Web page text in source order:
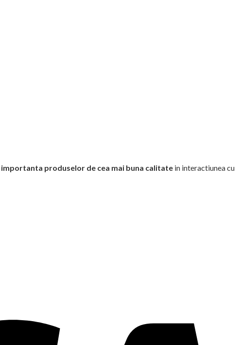
importanta produselor de cea mai buna calitate in interactiunea cu